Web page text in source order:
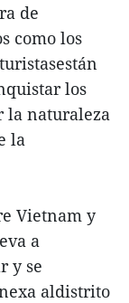
de
como los
los
la naturaleza
la
Vietnam y
a
y se
aldistrito